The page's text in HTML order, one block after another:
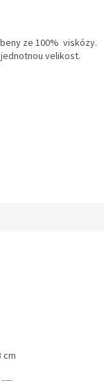
ze 100% viskózy.
velikost.
cm